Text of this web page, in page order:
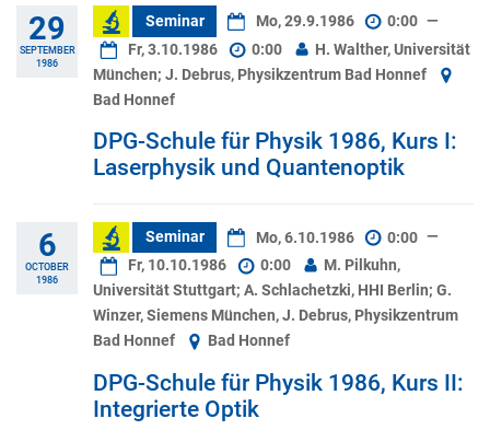
29
SEPTEMBER
1986
Seminar Mo, 29.9.1986 0:00 —
Fr, 3.10.1986
0:00
H. Walther, Universität
München; J. Debrus, Physikzentrum Bad Honnef
Bad Honnef
DPG-Schule für Physik 1986, Kurs I:
Laserphysik und Quantenoptik
6
OCTOBER
1986
Seminar Mo, 6.10.1986 0:00 —
Fr, 10.10.1986
0:00
M. Pilkuhn,
Universität Stuttgart; A. Schlachetzki, HHI Berlin; G.
Winzer, Siemens München, J. Debrus, Physikzentrum
Bad Honnef
Bad Honnef
DPG-Schule für Physik 1986, Kurs II:
Integrierte Optik